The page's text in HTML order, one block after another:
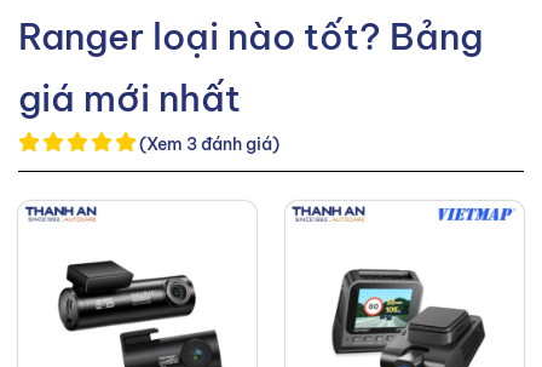
Ranger loại nào tốt? Bảng
giá mới nhất
(Xem 3 đánh giá)